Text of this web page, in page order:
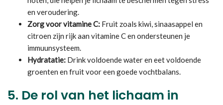
en veroudering.
Zorg voor vitamine C: Fruit zoals kiwi, sinaasappel en
citroen zijn rijk aan vitamine C en ondersteunen je
immuunsysteem.
Hydratatie: Drink voldoende water en eet voldoende
groenten en fruit voor een goede vochtbalans.
5. De rol van het lichaam in